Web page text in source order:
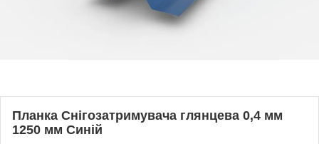
Планка Снігозатримувача глянцева 0,4 мм
1250 мм Синій